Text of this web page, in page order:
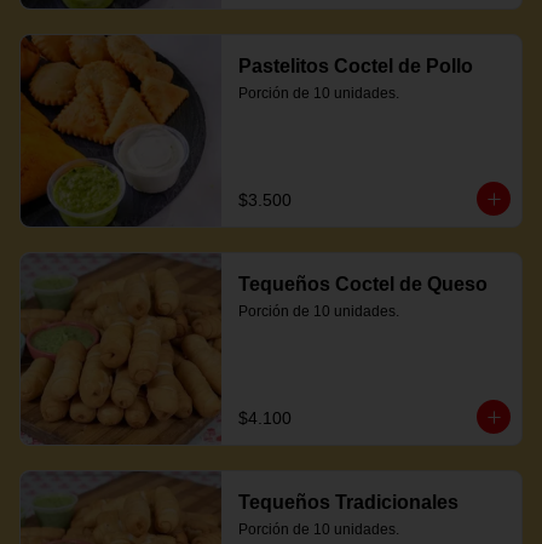
Pastelitos Coctel de Pollo
Porción de 10 unidades.
$3.500
Tequeños Coctel de Queso
Porción de 10 unidades.
$4.100
Tequeños Tradicionales
Porción de 10 unidades.